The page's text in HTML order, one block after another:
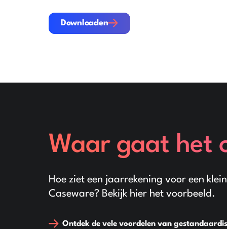
Downloaden
Downloaden
Waar gaat het
Hoe ziet een jaarrekening voor een
Caseware? Bekijk hier het voorbeeld.
Ontdek de vele voordelen van